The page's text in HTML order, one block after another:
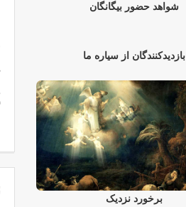
شواهد حضور بیگانگان
بازدیدکنندگان از سیاره ما
برخورد نزدیک